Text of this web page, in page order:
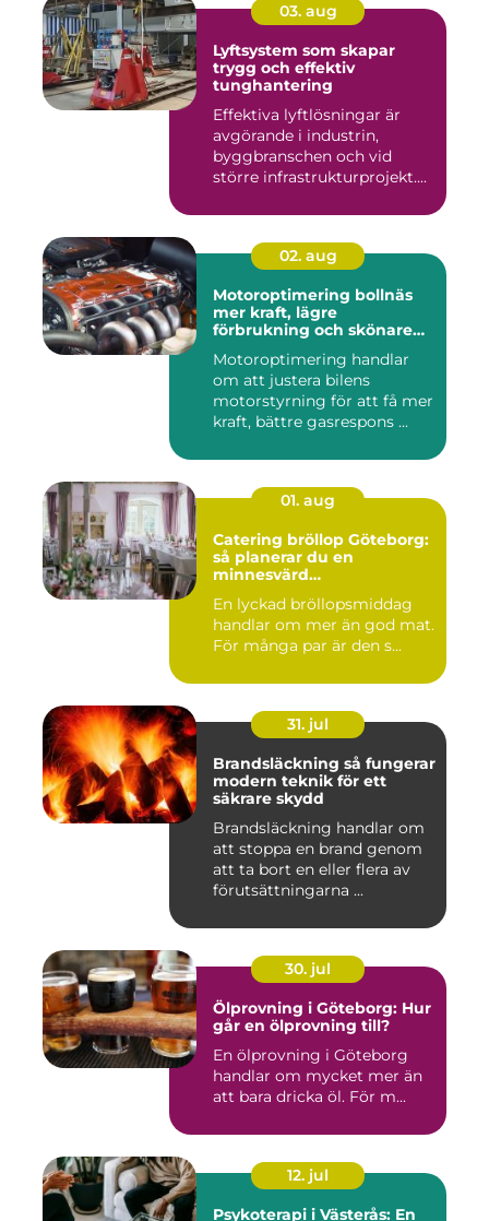
03. aug
Lyftsystem som skapar
trygg och effektiv
tunghantering
Effektiva lyftlösningar är
avgörande i industrin,
byggbranschen och vid
större infrastrukturprojekt....
02. aug
Motoroptimering bollnäs
mer kraft, lägre
förbrukning och skönare
Motoroptimering handlar
om att justera bilens
motorstyrning för att få mer
kraft, bättre gasrespons ...
01. aug
Catering bröllop Göteborg:
så planerar du en
minnesvärd
En lyckad bröllopsmiddag
handlar om mer än god mat.
För många par är den s...
31. jul
Brandsläckning så fungerar
modern teknik för ett
säkrare skydd
Brandsläckning handlar om
att stoppa en brand genom
att ta bort en eller flera av
förutsättningarna ...
30. jul
Ölprovning i Göteborg: Hur
går en ölprovning till?
En ölprovning i Göteborg
handlar om mycket mer än
att bara dricka öl. För m...
12. jul
Psykoterapi i Västerås: En